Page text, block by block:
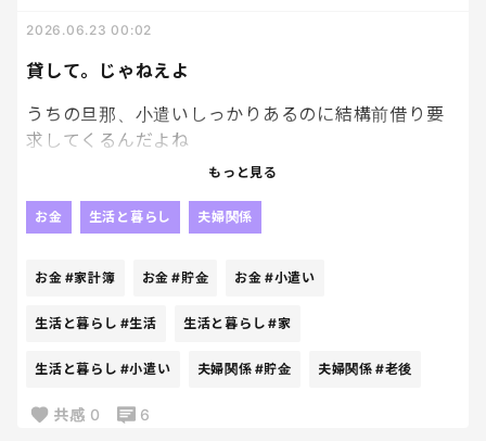
上げすぎじゃね。笑
貸して。じゃねえよ
2026.06.23 00:02
うちの旦那、小遣いしっかりあるのに結構前借り要
求してくるんだよね
私は小遣いとかない中でやってんのに、お前は小遣
にお前はいい大人にもなって予算の中から生活でき
すぐ返すんだからいいじゃん。
じゃねえよ。
もっと見る
お金 生活と暮らし 夫婦関係
お金 #家計簿 お金 #貯金 お金 #小遣い
生活と暮らし #生活 生活と暮らし #家
生活と暮らし #小遣い 夫婦関係 #貯金 夫婦関係 #老後
共感 0 6